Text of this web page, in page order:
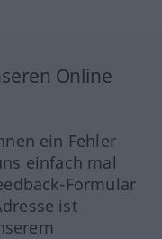
Online
ein Fehler
einfach mal
Formular
ist